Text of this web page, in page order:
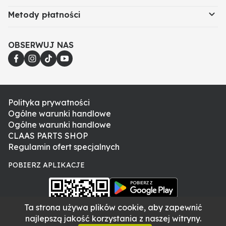
Ta strona używa plików cookie, aby zapewnić
najlepszą jakość korzystania z naszej witryny.
Precyzyjne dopasowanie do oryginalnych wymogów
Odporność na działanie olejów i warunków
atmosferycznych
Łatwy montaż dzięki identycznej geometrii z częścią
Zastosowanie
Pasek klinowy napędza kanał wciągający w
kombajnach CLAAS. Jego zadaniem jest
przenoszenie napędu z silnika na wałek kanału, co
wpływa na ciągłość podawania materiału. Zużyty
pasek może powodować spadek wydajności i
zatrzymania maszyny, dlatego regularna wymiana
jest niezbędna.
Metody płatności
OBSERWUJ NAS
Polityka prywatności
Ogólne warunki handlowe
Ogólne warunki handlowe
CLAAS PARTS SHOP
Regulamin ofert specjalnych
POBIERZ APLIKACJE